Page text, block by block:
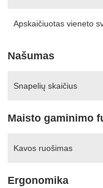
Apskaičiuotas vieneto
Našumas
Snapelių skaičius
Maisto gaminimo
Kavos ruošimas
Ergonomika